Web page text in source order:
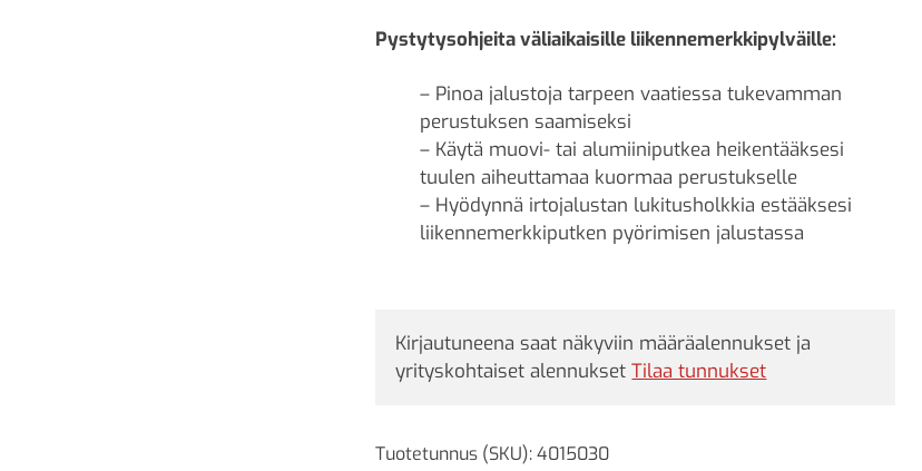
Pystytysohjeita väliaikaisille liikennemerkkipylväille:
– Pinoa jalustoja tarpeen vaatiessa tukevamman
perustuksen saamiseksi
– Käytä muovi- tai alumiiniputkea heikentääksesi
tuulen aiheuttamaa kuormaa perustukselle
– Hyödynnä irtojalustan lukitusholkkia estääksesi
liikennemerkkiputken pyörimisen jalustassa
Kirjautuneena saat näkyviin määräalennukset ja
yrityskohtaiset alennuksetTilaa tunnukset
Tuotetunnus (SKU): 4015030